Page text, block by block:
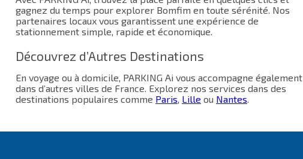
gagnez du temps pour explorer Bomfim en toute sérénité. Nos
partenaires locaux vous garantissent une expérience de
stationnement simple, rapide et économique.
Découvrez d’Autres Destinations
En voyage ou à domicile, PARKING Ai vous accompagne également
dans d’autres villes de France. Explorez nos services dans des
destinations populaires comme Paris, Lille ou Nantes.